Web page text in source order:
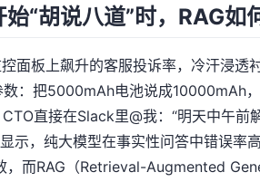
“胡说八道”时，RAG如
面板上飙升的客服投诉率，冷汗浸
数：把5000mAh电池说成10000mAh
直接在Slack里@我：“明天中午前
示，纯大模型在事实性问答中错误率
，而RAG（Retrieval-Augmented